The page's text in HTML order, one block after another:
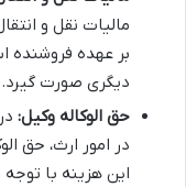
مالیات نقل و
بر عهده فروشنده
دیگری صورت گیرد.
حق الوکاله وکیل:
در امور ارث، حق
این هزینه با